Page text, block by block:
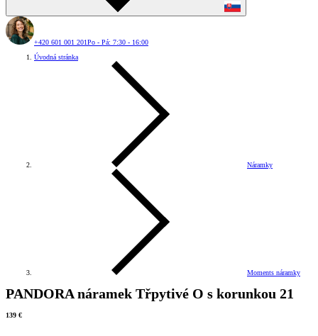
+420 601 001 201Po - Pá: 7:30 - 16:00
Úvodná stránka
Náramky
Moments náramky
PANDORA náramek Třpytivé O s korunkou 21
139 €